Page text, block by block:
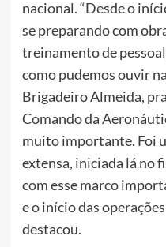
nacional. “Desde o
se preparando com
treinamento de
como pudemos ouvir
Brigadeiro Almeida,
Comando da
muito importante. Foi
extensa, iniciada lá no
com esse marco
e o início das
destacou.